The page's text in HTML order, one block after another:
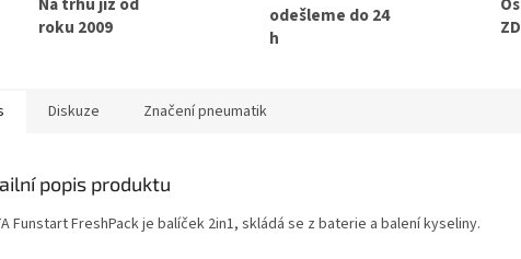
roku 2009
odešleme do 24
h
Diskuze Značení pneumatik
popis produktu
Funstart FreshPack je balíček 2in1, skládá se z baterie a balení kyseliny.